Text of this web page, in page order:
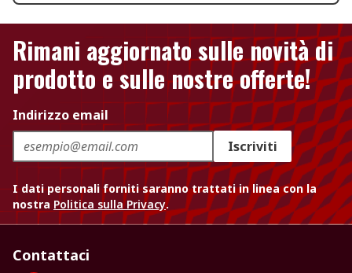
Rimani aggiornato sulle novità di
prodotto e sulle nostre offerte!
Indirizzo email
Iscriviti
I dati personali forniti saranno trattati in linea con la
nostra Politica sulla Privacy.
Contattaci